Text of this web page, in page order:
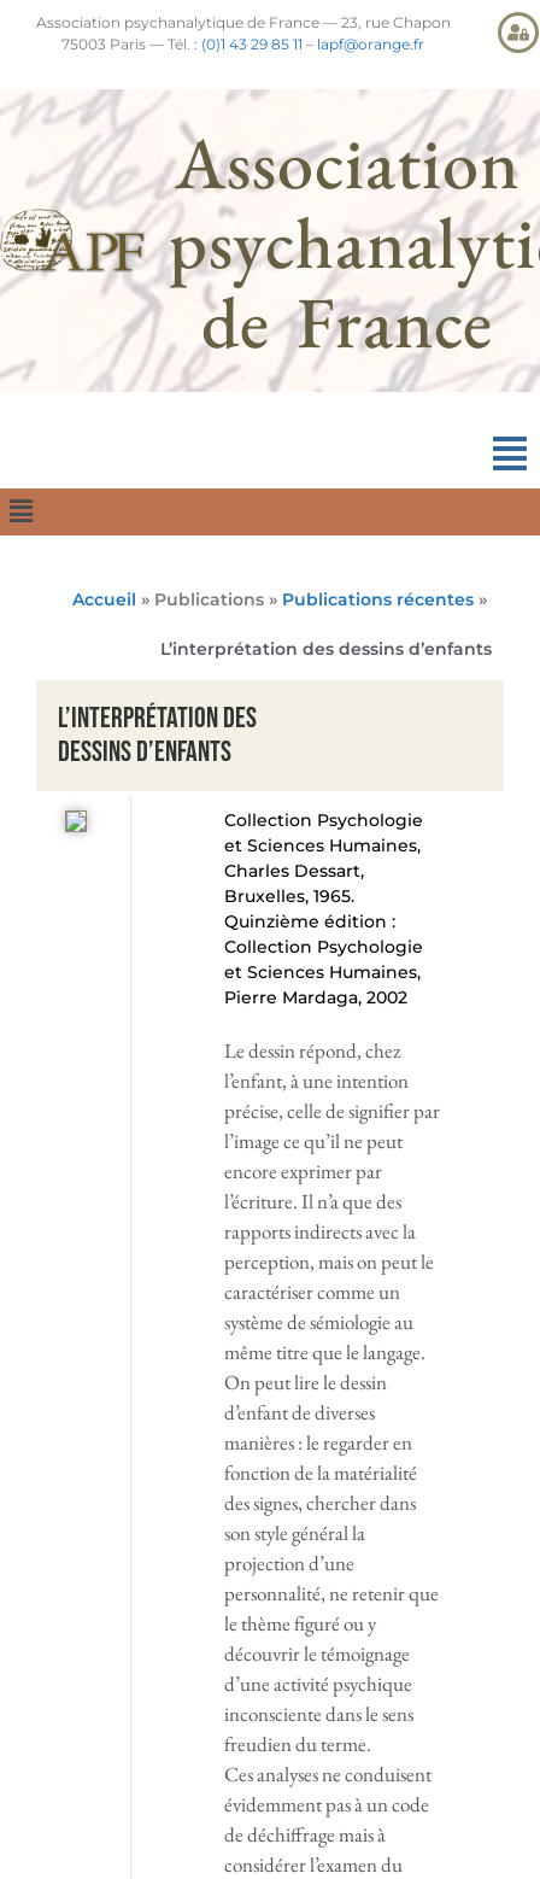
Association psychanalytique de France — 23, rue Chapon
75003 Paris — Tél. : (0)1 43 29 85 11 – lapf@orange.fr
Association
de France
Accueil » Publications » Publications récentes »
L’interprétation des dessins d’enfants
L’interprétation des
dessins d’enfants
Collection Psychologie
et Sciences Humaines,
Charles Dessart,
Bruxelles, 1965.
Quinzième édition :
Collection Psychologie
et Sciences Humaines,
Pierre Mardaga, 2002
Le dessin répond, chez
l’enfant, à une intention
précise, celle de signifier par
l’image ce qu’il ne peut
encore exprimer par
l’écriture. Il n’a que des
rapports indirects avec la
perception, mais on peut le
caractériser comme un
système de sémiologie au
même titre que le langage.
On peut lire le dessin
d’enfant de diverses
manières : le regarder en
fonction de la matérialité
des signes, chercher dans
son style général la
projection d’une
personnalité, ne retenir que
le thème figuré ou y
découvrir le témoignage
d’une activité psychique
inconsciente dans le sens
freudien du terme.
Ces analyses ne conduisent
évidemment pas à un code
de déchiffrage mais à
considérer l’examen du